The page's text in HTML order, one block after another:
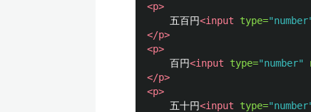
<p>
    五百円
<input type=
</p>
<p>
    百円
<input type="number"
</p>
<p>
    五十円
<input type=